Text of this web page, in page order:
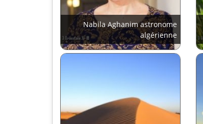
Nabila Aghanim astronome
algérienne